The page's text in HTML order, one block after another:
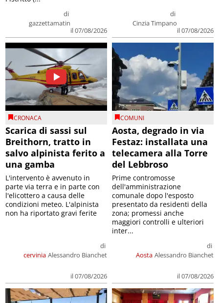
di
gazzettamatin
il 07/08/2026
di
Cinzia Timpano
il 07/08/2026
CRONACA
Scarica di sassi sul
Breithorn, tratto in
salvo alpinista ferito a
una gamba
cervinia
di
Alessandro Bianchet
il 07/08/2026
L'intervento è avvenuto in
parte via terra e in parte con
l'elicottero a causa delle
condizioni meteo. L'alpinista
non ha riportato gravi ferite
COMUNI
Aosta, degrado in via
Festaz: installata una
telecamera alla Torre
del Lebbroso
Aosta
di
Alessandro Bianchet
il 07/08/2026
Prime contromosse
dell'amministrazione
comunale dopo l'esposto
presentato da residenti della
zona; promessi anche
maggiori controlli e ulteriori
inter...